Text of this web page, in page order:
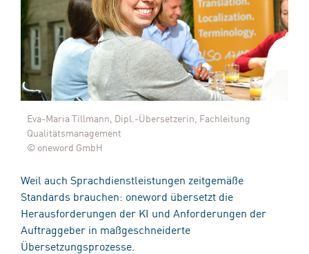
Eva-Maria Tillmann, Dipl.-Übersetzerin, Fachleitung
Qualitätsmanagement
© oneword GmbH
Weil auch Sprachdienstleistungen zeitgemäße
Standards brauchen: oneword übersetzt die
Herausforderungen der KI und Anforderungen der
Auftraggeber in maßgeschneiderte
Übersetzungsprozesse.